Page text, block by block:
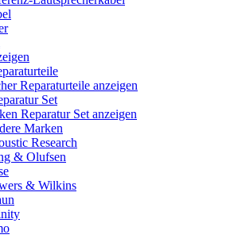
Reparaturteile anzeigen
Set
Reparatur Set anzeigen
Marken
Research
& Olufsen
& Wilkins